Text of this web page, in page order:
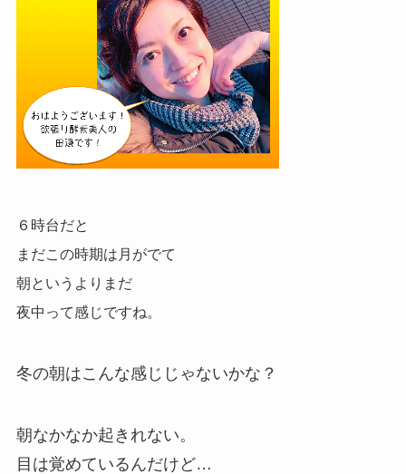
６時台だと
まだこの時期は月がでて
朝というよりまだ
夜中って感じですね。
冬の朝はこんな感じじゃないかな？
朝なかなか起きれない。
目は覚めているんだけど…